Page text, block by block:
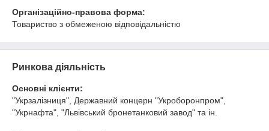
Організаційно-правова форма:
Товариство з обмеженою відповідальністю
Ринкова діяльність
Основні клієнти:
"Укрзалізниця", Державний концерн "Укроборонпром",
"Укрнафта", "Львівський бронетанковий завод" та ін.